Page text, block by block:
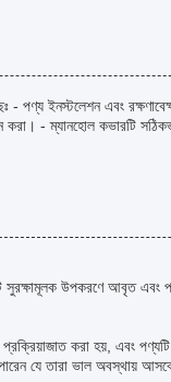
পণ্য ইনস্টলেশন এবং
- ম্যানহোল কভারটি
সুরক্ষামূলক উপকরণে আবৃত
করা হয়, এবং
যে তারা ভাল অবস্থায়